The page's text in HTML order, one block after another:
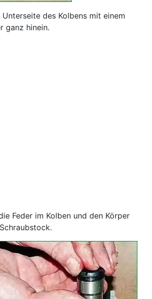
des Kolbens mit einem
ganz hinein.
Feder im Kolben und den Körper